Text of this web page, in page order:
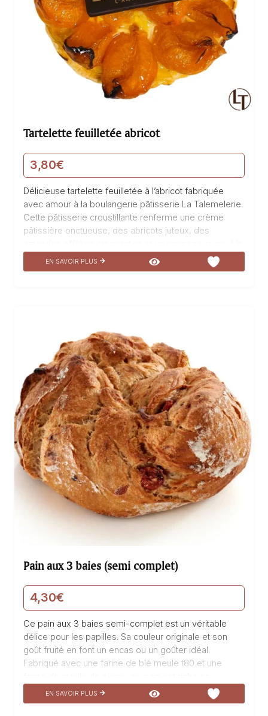
Tartelette feuilletée abricot
3,80€
Délicieuse tartelette feuilletée à l’abricot fabriquée
avec amour à la boulangerie pâtisserie La Talemelerie.
Cette pâtisserie croustillante renferme une crème
pâtissière onctueuse, des abricots juteux, des
véritable délice pour les papilles qui vous transportera
au coeur de l’été en une seule bouchée. Savourez
EN SAVOIR PLUS
Pain aux 3 baies (semi complet)
4,30€
Ce pain aux 3 baies semi-complet est un véritable
délice pour les papilles. Sa couleur originale et son
goût fruité en font un encas ou un goûter idéal.
Fabriqué avec une farine de blé meule t80 et une
saveurs. Les baies de cassis, myrtilles et cranberries,
connues pour leurs vertus antioxydantes, apportent
EN SAVOIR PLUS